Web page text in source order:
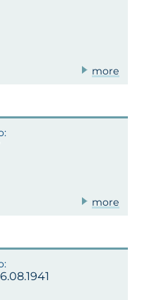
more
more